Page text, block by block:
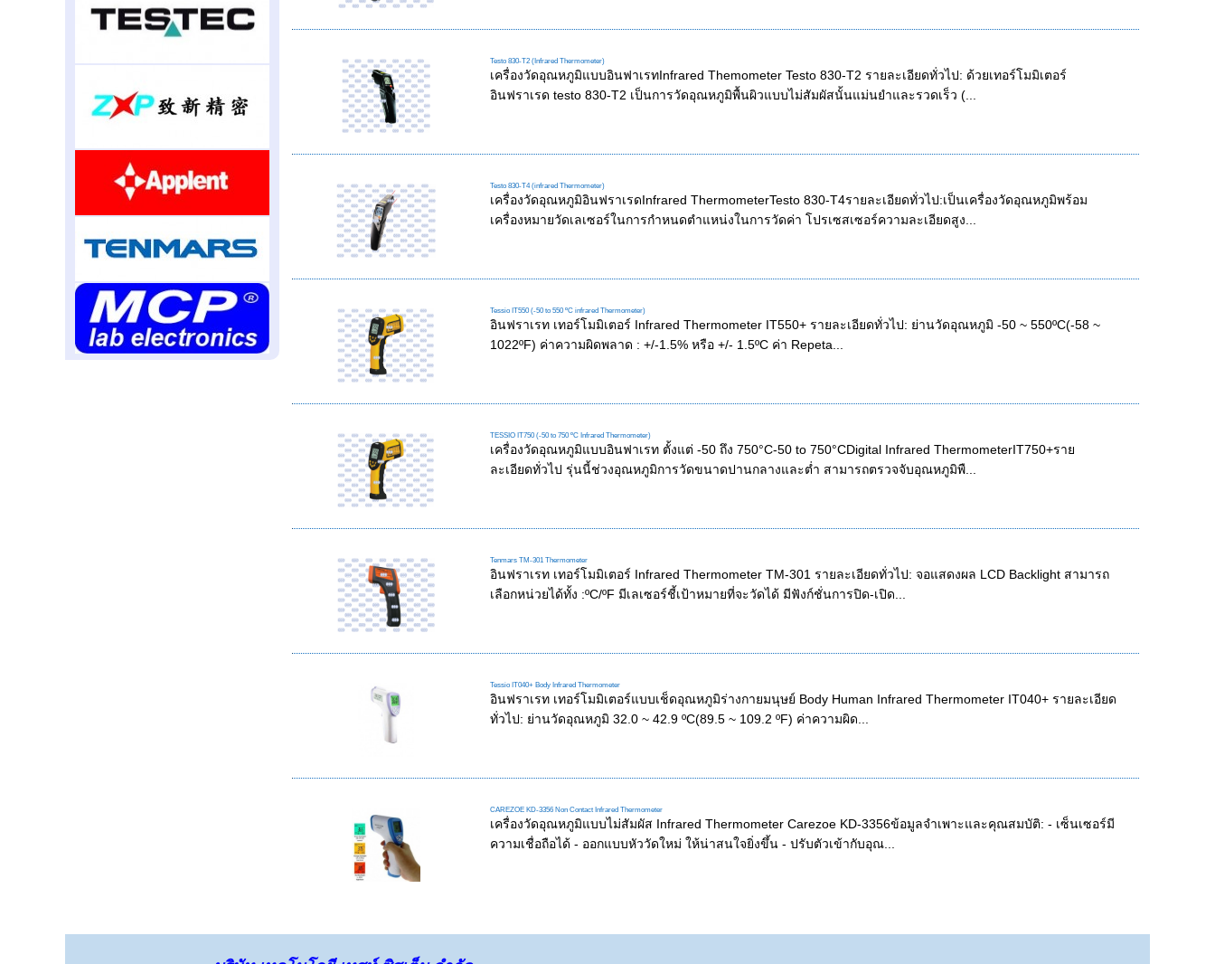
Testo 830-T2 (Infrared Thermometer)
เครื่องวัดอุณหภูมิแบบอินฟาเรทInfrared Themometer Testo 830-T2 รายละเอียดทั่วไป: ด้วยเทอร์โมมิเตอร์
อินฟราเรด testo 830-T2 เป็นการวัดอุณหภูมิพื้นผิวแบบไม่สัมผัสนั้นแม่นยำและรวดเร็ว (...
Testo 830-T4 (infrared Thermometer)
เครื่องวัดอุณหภูมิอินฟราเรดInfrared ThermometerTesto 830-T4รายละเอียดทั่วไป:เป็นเครื่องวัดอุณหภูมิพร้อม
เครื่องหมายวัดเลเซอร์ในการกำหนดตำแหน่งในการวัดค่า โปรเซสเซอร์ความละเอียดสูง...
Tessio IT550 (-50 to 550 ºC infrared Thermometer)
อินฟราเรท เทอร์โมมิเตอร์ Infrared Thermometer IT550+ รายละเอียดทั่วไป: ย่านวัดอุณหภูมิ -50 ~ 550ºC(-58 ~
1022ºF) ค่าความผิดพลาด : +/-1.5% หรือ +/- 1.5ºC ค่า Repeta...
TESSIO IT750 (-50 to 750 ºC Infrared Thermometer)
เครื่องวัดอุณหภูมิแบบอินฟาเรท ตั้งแต่ -50 ถึง 750°C-50 to 750°CDigital Infrared ThermometerIT750+ราย
ละเอียดทั่วไป รุ่นนี้ช่วงอุณหภูมิการวัดขนาดปานกลางและต่ำ สามารถตรวจจับอุณหภูมิพื...
Tenmars TM-301 Thermometer
อินฟราเรท เทอร์โมมิเตอร์ Infrared Thermometer TM-301 รายละเอียดทั่วไป: จอแสดงผล LCD Backlight สามารถ
เลือกหน่วยได้ทั้ง :ºC/ºF มีเลเซอร์ชี้เป้าหมายที่จะวัดได้ มีฟังก์ชั่นการปิด-เปิด...
Tessio IT040+ Body Infrared Thermometer
อินฟราเรท เทอร์โมมิเตอร์แบบเช็ดอุณหภูมิร่างกายมนุษย์ Body Human Infrared Thermometer IT040+ รายละเอียด
ทั่วไป: ย่านวัดอุณหภูมิ 32.0 ~ 42.9 ºC(89.5 ~ 109.2 ºF) ค่าความผิด...
CAREZOE KD-3356 Non Contact Infrared Thermometer
เครื่องวัดอุณหภูมิแบบไม่สัมผัส Infrared Thermometer Carezoe KD-3356ข้อมูลจำเพาะและคุณสมบัติ: - เซ็นเซอร์มี
ความเชื่อถือได้ - ออกแบบหัววัดใหม่ ให้น่าสนใจยิ่งขึ้น - ปรับตัวเข้ากับอุณ...